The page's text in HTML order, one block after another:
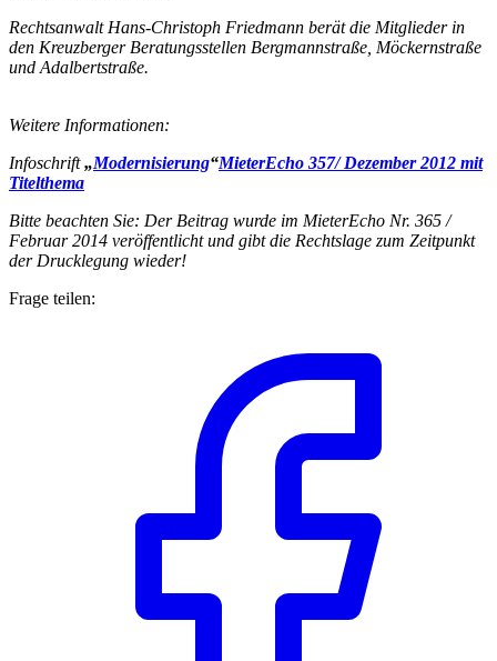
Rechtsanwalt Hans-Christoph Friedmann berät die Mitglieder in
den Kreuzberger Beratungsstellen Bergmannstraße, Möckernstraße
und Adalbertstraße.
Weitere Informationen:
Infoschrift„Modernisierung“MieterEcho 357/ Dezember 2012 mit
Titelthema
Bitte beachten Sie: Der Beitrag wurde im MieterEcho Nr. 365 /
Februar 2014 veröffentlicht und gibt die Rechtslage zum Zeitpunkt
der Drucklegung wieder!
Frage teilen: